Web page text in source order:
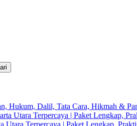
Hukum, Dalil, Tata Cara, Hikmah &
Utara Terpercaya | Paket Lengkap,